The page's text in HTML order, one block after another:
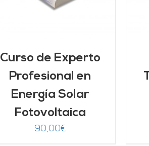
Curso de Experto
Profesional en
Energía Solar
Fotovoltaica
90,00€